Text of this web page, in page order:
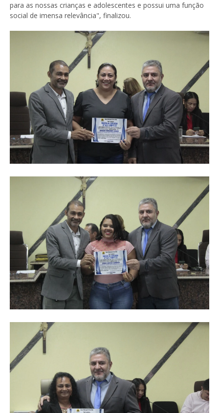
para as nossas crianças e adolescentes e possui uma função
social de imensa relevância", finalizou.